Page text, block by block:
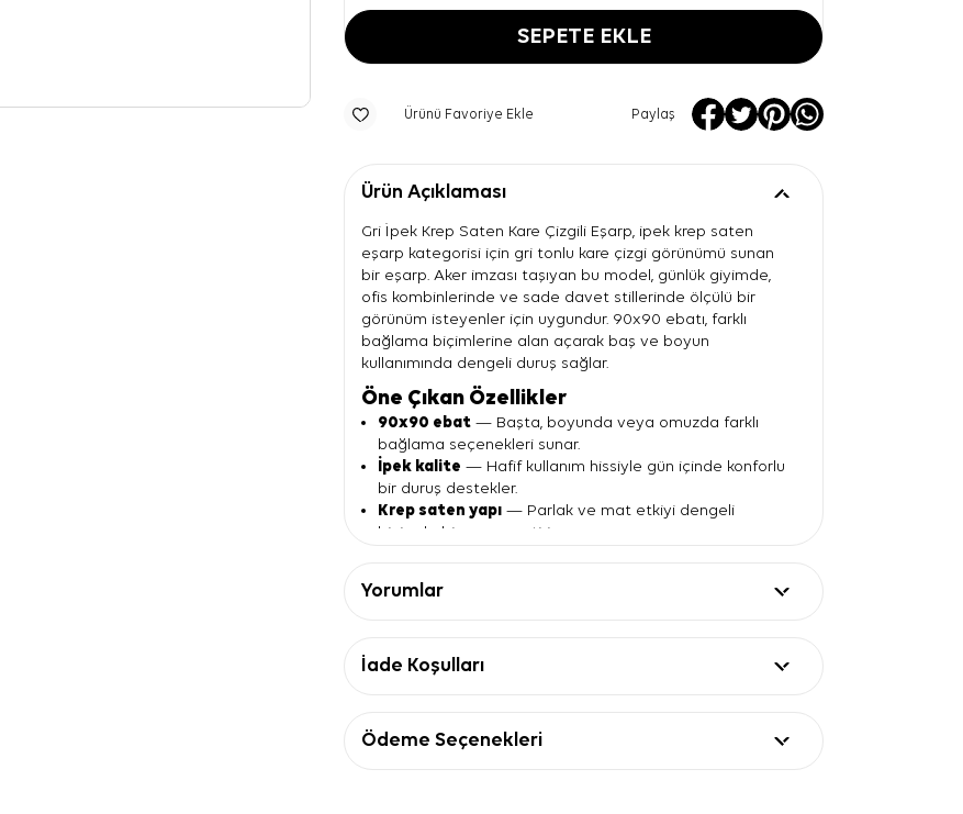
SEPETE EKLE
Ürünü Favoriye Ekle Paylaş
Ürün Açıklaması
Gri İpek Krep Saten Kare Çizgili Eşarp, ipek krep saten
eşarp kategorisi için gri tonlu kare çizgi görünümü sunan
bir eşarp. Aker imzası taşıyan bu model, günlük giyimde,
ofis kombinlerinde ve sade davet stillerinde ölçülü bir
görünüm isteyenler için uygundur. 90x90 ebatı, farklı
bağlama biçimlerine alan açarak baş ve boyun
kullanımında dengeli duruş sağlar.
Öne Çıkan Özellikler
90x90 ebat — Başta, boyunda veya omuzda farklı
bağlama seçenekleri sunar.
İpek kalite — Hafif kullanım hissiyle gün içinde konforlu
bir duruş destekler.
Krep saten yapı — Parlak ve mat etkiyi dengeli
biçimde bir araya getirir.
Siyah çerçeve
Ürün Detayları
Özellik
Kalite
İpek
Yorumlar
İade Koşulları
Ödeme Seçenekleri